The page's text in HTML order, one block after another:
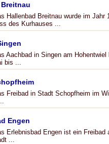
Hallenbad Breitnau wurde im Jahr
des Kurhauses ...
Aachbad in Singen am
bis ...
Freibad in Stadt Schopfheim im
Engen
Erlebnisbad Engen ist ein Freibad
...